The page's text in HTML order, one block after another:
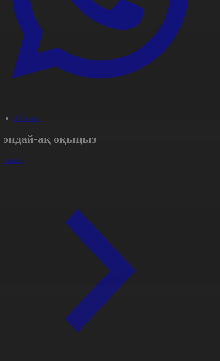
#Қоғам
ақ оқыңыз